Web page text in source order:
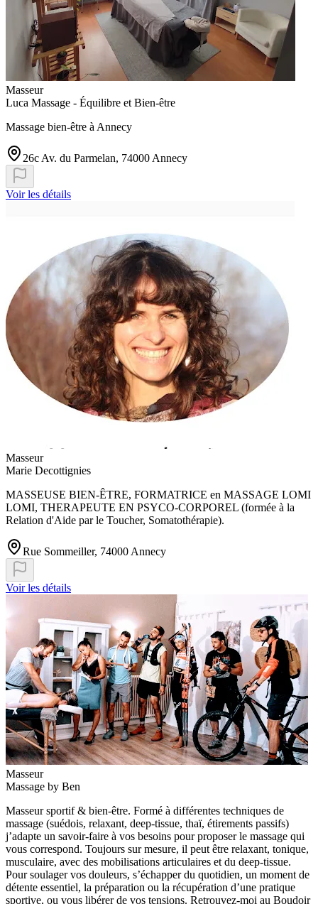
Masseur
Luca Massage - Équilibre et Bien-être
Massage bien-être à Annecy
26c Av. du Parmelan, 74000 Annecy
Voir les détails
Masseur
Marie Decottignies
MASSEUSE BIEN-ÊTRE, FORMATRICE en MASSAGE LOMI
LOMI, THERAPEUTE EN PSYCO-CORPOREL (formée à la
Relation d'Aide par le Toucher, Somatothérapie).
Rue Sommeiller, 74000 Annecy
Voir les détails
Masseur
Massage by Ben
Masseur sportif & bien-être. Formé à différentes techniques de
massage (suédois, relaxant, deep-tissue, thaï, étirements passifs)
j’adapte un savoir-faire à vos besoins pour proposer le massage qui
vous correspond. Toujours sur mesure, il peut être relaxant, tonique,
musculaire, avec des mobilisations articulaires et du deep-tissue.
Pour soulager vos douleurs, s’échapper du quotidien, un moment de
détente essentiel, la préparation ou la récupération d’une pratique
sportive, ou vous libérer de vos tensions. Retrouvez-moi au Boudoir